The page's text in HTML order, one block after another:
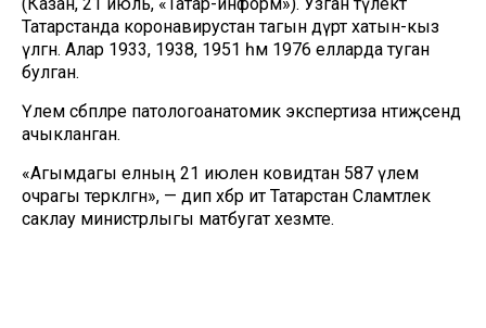
Татарстанда коронавирустан тагын дүрт хатын-кыз
үлгән. Алар 1933, 1938, 1951 һәм 1976 елларда туган
булган.
Үлем сәбәпләре патологоанатомик экспертиза нәтиҗәсендә
ачыкланган.
«Агымдагы елның 21 июленә ковидтан 587 үлем
очрагы теркәлгән», — дип хәбәр итә Татарстан Сәламәтлек
саклау министрлыгы матбугат хезмәте.